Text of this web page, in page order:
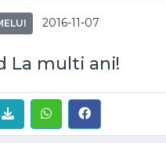
2016-11-07
La multi ani!